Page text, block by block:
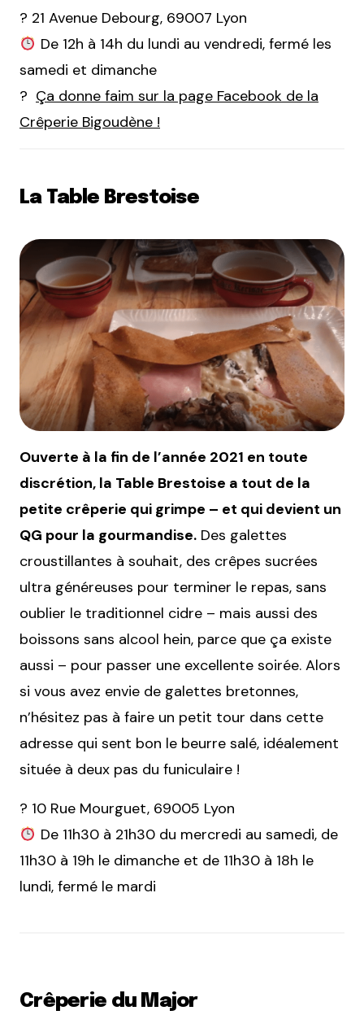
? 21 Avenue Debourg, 69007 Lyon
De 12h à 14h du lundi au vendredi, fermé les
samedi et dimanche
? Ça donne faim sur la page Facebook de la
Crêperie Bigoudène !
La Table Brestoise
Ouverte à la fin de l’année 2021 en toute
discrétion, la Table Brestoise a tout de la
petite crêperie qui grimpe – et qui devient un
QG pour la gourmandise. Des galettes
croustillantes à souhait, des crêpes sucrées
ultra généreuses pour terminer le repas, sans
oublier le traditionnel cidre – mais aussi des
boissons sans alcool hein, parce que ça existe
aussi – pour passer une excellente soirée. Alors
si vous avez envie de galettes bretonnes,
n’hésitez pas à faire un petit tour dans cette
adresse qui sent bon le beurre salé, idéalement
située à deux pas du funiculaire !
? 10 Rue Mourguet, 69005 Lyon
De 11h30 à 21h30 du mercredi au samedi, de
11h30 à 19h le dimanche et de 11h30 à 18h le
lundi, fermé le mardi
Crêperie du Major